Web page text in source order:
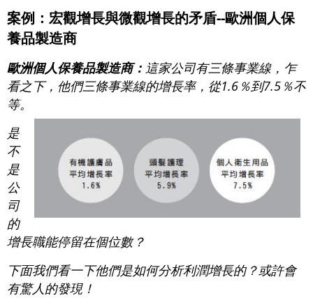
案例：宏觀增長與微觀增長的矛盾--歐洲個人保
養品製造商
歐洲個人保養品製造商： 這家公司有三條事業線，乍
看之下，他們三條事業線的增長率，從1.6％到7.5％不
等。
是
不
是
公
司
的
增長職能停留在個位數？
下面我們看一下他們是如何分析利潤增長的？或許會
有驚人的發現！